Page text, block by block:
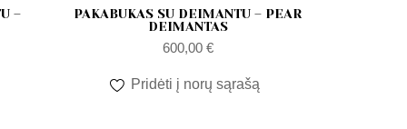
–
PAKABUKAS SU DEIMANTU – PEAR
DEIMANTAS
600,00 €
Pridėti į norų sąrašą